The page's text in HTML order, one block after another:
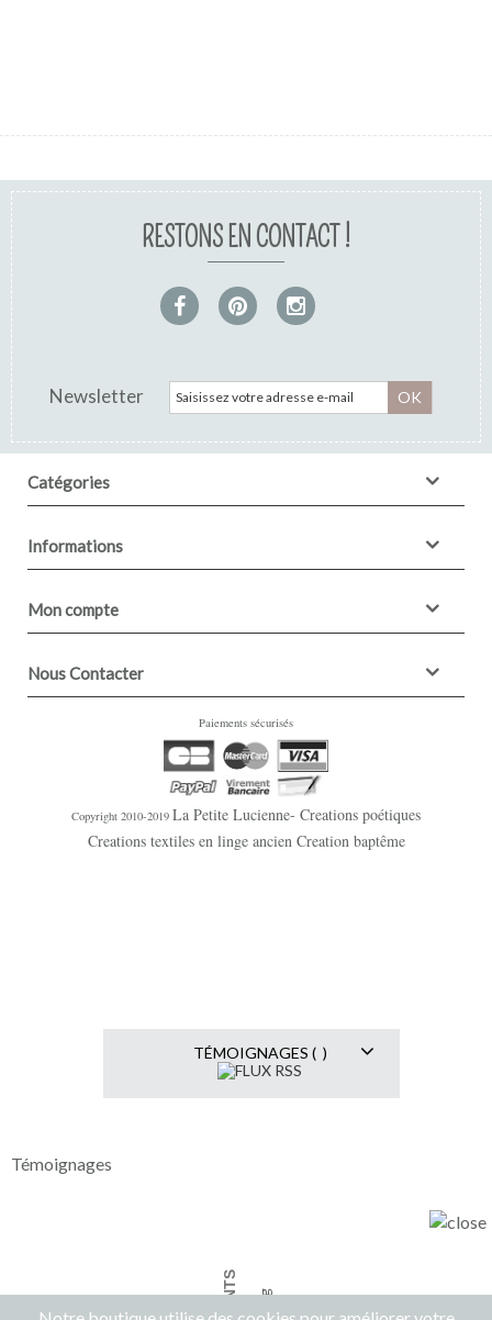
RESTONS EN CONTACT !
Newsletter OK
Catégories
Informations
Mon compte
Nous Contacter
Paiements sécurisés
Copyright 2010-2019 La Petite Lucienne- Creations poétiques
Creations textiles en linge ancien Creation baptême
TÉMOIGNAGES ( )
Témoignages